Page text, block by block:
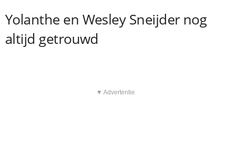
Yolanthe en Wesley Sneijder nog
altijd getrouwd
▼ Advertentie